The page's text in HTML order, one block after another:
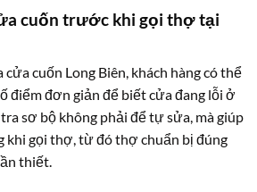
cuốn trước khi gọi thợ tại
cuốn Long Biên, khách hàng có thể
điểm đơn giản để biết cửa đang lỗi ở
sơ bộ không phải để tự sửa, mà giúp
khi gọi thợ, từ đó thợ chuẩn bị đúng
thiết.